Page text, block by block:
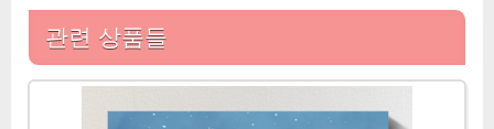
관련 상품들